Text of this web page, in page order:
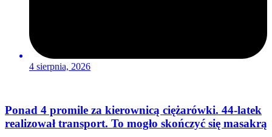
4 sierpnia, 2026
Ponad 4 promile za kierownicą ciężarówki. 44-latek
realizował transport. To mogło skończyć się masakrą